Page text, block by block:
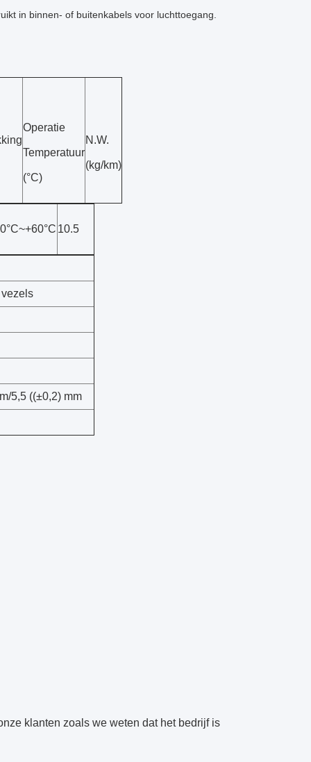
in binnen- of buitenkabels voor luchttoegang.
Operatie
Temperatuur
(°C)
N.W.
(kg/km)
10.5
5,5 ((±0,2) mm
klanten zoals we weten dat het bedrijf is